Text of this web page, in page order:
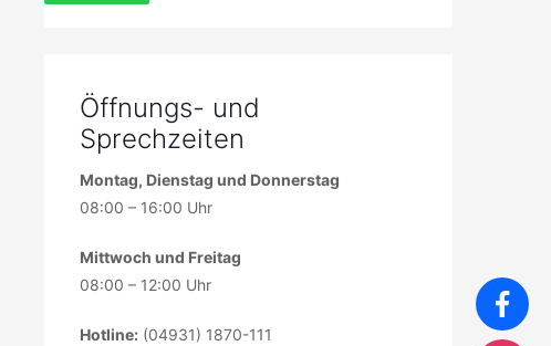
Öffnungs- und
Sprechzeiten
Montag, Dienstag und Donnerstag
08:00 – 16:00 Uhr
Mittwoch und Freitag
08:00 – 12:00 Uhr
Hotline: (04931) 1870-111